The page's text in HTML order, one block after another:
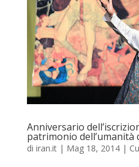
Anniversario
patrimonio dell’umanità
di iran.it| Mag 18, 2014|